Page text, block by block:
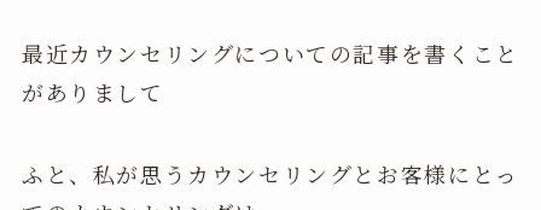
最近カウンセリングについての記事を書くこと
がありまして
ふと、私が思うカウンセリングとお客様にとっ